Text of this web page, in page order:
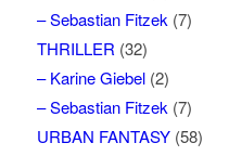
– Sebastian Fitzek(7)
THRILLER (32)
– Karine Giebel(2)
– Sebastian Fitzek(7)
URBAN FANTASY(58)